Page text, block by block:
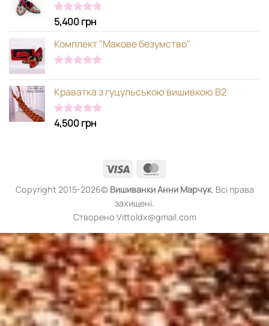
Оцінено в
з 5
5,400грн
Комплект "Макове безумство"
Краватка з гуцульською вишивкою В2
Оцінено в
з 5
4,500грн
Visa
Copyright 2015-2026© ВишиванкиАнни Марчук. Всі права
захищені.
Створено Vittoldx@gmail.com